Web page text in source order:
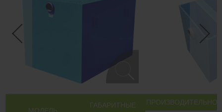
ГАБАРИТНЫЕ